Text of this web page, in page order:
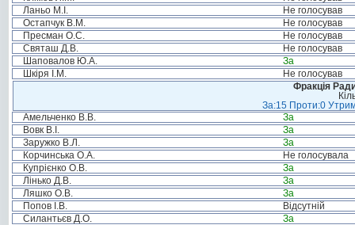
Ланьо М.І.
Не голосував
Остапчук В.М.
Не голосував
Пресман О.С.
Не голосував
Святаш Д.В.
Не голосував
Шаповалов Ю.А.
За
Шкіря І.М.
Не голосував
Фракція
За:15 Проти:0
Амельченко В.В.
За
Вовк В.І.
За
Заружко В.Л.
За
Корчинська О.А.
Не голосувала
Купрієнко О.В.
За
Лінько Д.В.
За
Ляшко О.В.
За
Попов І.В.
Відсутній
Силантьєв Д.О.
За